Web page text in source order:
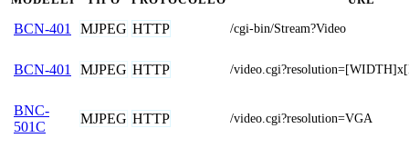
BCN-401 MJPEG HTTP /cgi-bin/Stream?Video
BCN-401 MJPEG HTTP /
BNC-
501C
MJPEG HTTP /video.cgi?resolution=VGA